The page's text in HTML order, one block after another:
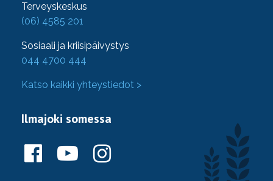
Terveyskeskus
(06) 4585 201
Sosiaali ja kriisipäivystys
044 4700 444
Katso kaikki yhteystiedot >
Ilmajoki somessa